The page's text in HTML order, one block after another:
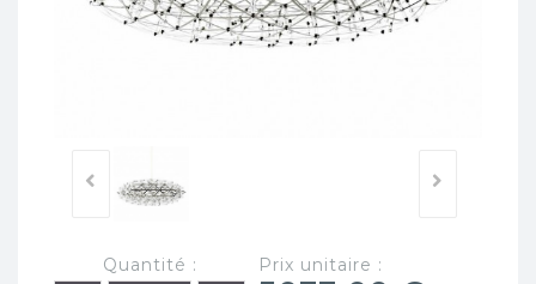
Quantité : Prix unitaire :